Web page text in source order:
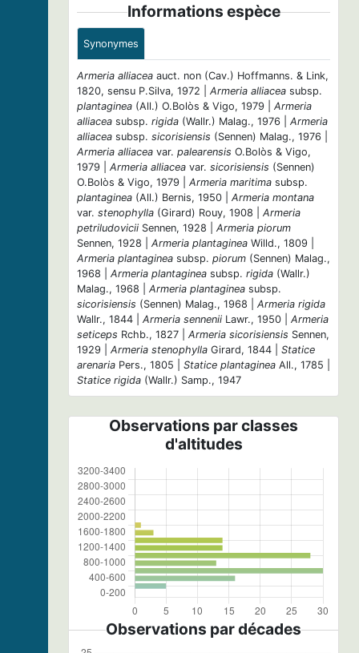
Informations espèce
Synonymes
Armeria alliacea auct. non (Cav.) Hoffmanns. & Link,
1820, sensu P.Silva, 1972 | Armeria alliacea subsp.
plantaginea (All.) O.Bolòs & Vigo, 1979 | Armeria
alliacea subsp. rigida (Wallr.) Malag., 1976 | Armeria
alliacea subsp. sicorisiensis (Sennen) Malag., 1976 |
Armeria alliacea var. palearensis O.Bolòs & Vigo,
1979 | Armeria alliacea var. sicorisiensis (Sennen)
O.Bolòs & Vigo, 1979 | Armeria maritima subsp.
plantaginea (All.) Bernis, 1950 | Armeria montana
var. stenophylla (Girard) Rouy, 1908 | Armeria
petriludovicii Sennen, 1928 | Armeria piorum
Sennen, 1928 | Armeria plantaginea Willd., 1809 |
Armeria plantaginea subsp. piorum (Sennen) Malag.,
1968 | Armeria plantaginea subsp. rigida (Wallr.)
Malag., 1968 | Armeria plantaginea subsp.
sicorisiensis (Sennen) Malag., 1968 | Armeria rigida
Wallr., 1844 | Armeria sennenii Lawr., 1950 | Armeria
seticeps Rchb., 1827 | Armeria sicorisiensis Sennen,
1929 | Armeria stenophylla Girard, 1844 | Statice
arenaria Pers., 1805 | Statice plantaginea All., 1785 |
Statice rigida (Wallr.) Samp., 1947
Observations par classes
d'altitudes
Observations par décades